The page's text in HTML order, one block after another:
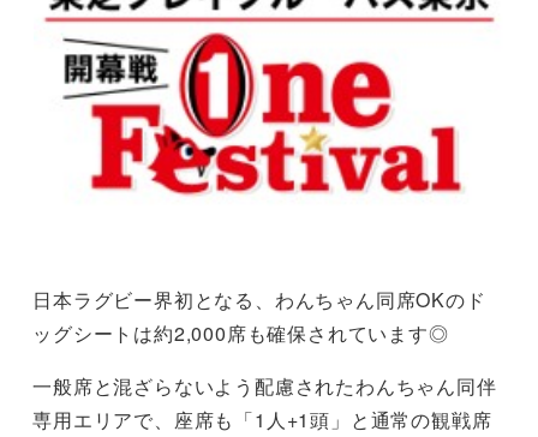
日本ラグビー界初となる、わんちゃん同席OKのド
ッグシートは約2,000席も確保されています◎
一般席と混ざらないよう配慮されたわんちゃん同伴
専用エリアで、座席も「1人+1頭」と通常の観戦席